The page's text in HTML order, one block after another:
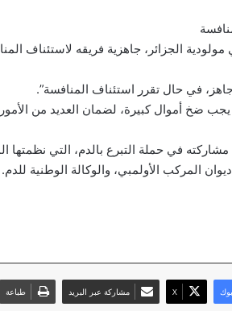
الجزائر، جاهزية فريقه لاستئناف
في حال تقرر استئناف المنافسة”.
ضخ أموال كبيرة، لضمان العديد من الأمور،
في حملة التبرع بالدم، التي نظمتها
المركب الأولمبي، والوكالة الوطنية للدم.
‫X مشاركة عبر البريد طباعة